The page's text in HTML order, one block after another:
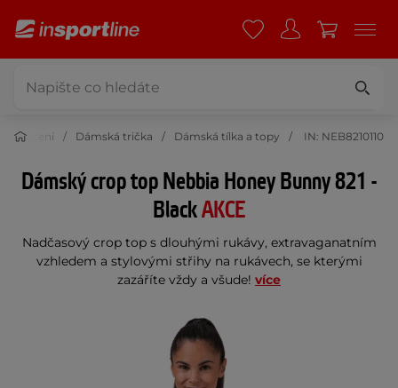
oblečení Dámská trička Dámská tílka a topy IN: NEB8210110
Dámský crop top Nebbia Honey Bunny 821 -
BlackAKCE
Nadčasový crop top s dlouhými rukávy, extravaganatním
vzhledem a stylovými střihy na rukávech, se kterými
zazáříte vždy a všude! více